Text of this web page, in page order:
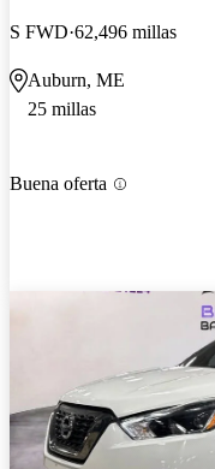
S FWD 62,496 millas
Auburn, ME
25 millas
Buena oferta